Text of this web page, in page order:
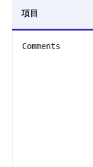
項目
Comments